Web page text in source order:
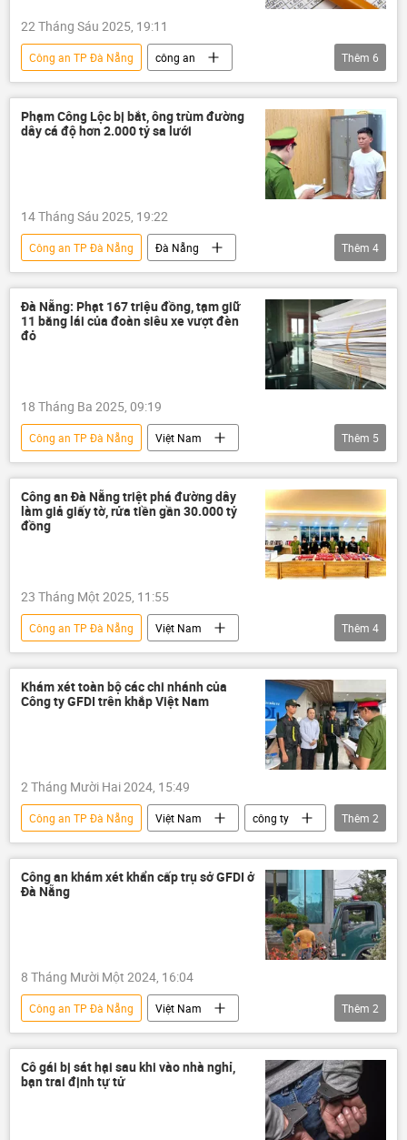
22 Tháng Sáu 2025, 19:11
Công an TP Đà Nẵng
công an
Quảng Nam
Đà Nẵng
Pháp luật
Bộ Công an Việt Nam
Việt Nam
cá độ bóng đá
Thêm 6
Phạm Công Lộc bị bắt, ông trùm đường
dây cá độ hơn 2.000 tỷ sa lưới
14 Tháng Sáu 2025, 19:22
Công an TP Đà Nẵng
Đà Nẵng
Việt Nam
thông tin
bị bắt
Pháp luật
Bộ Công an Việt Nam
Thêm 4
Đà Nẵng: Phạt 167 triệu đồng, tạm giữ
11 bằng lái của đoàn siêu xe vượt đèn
đỏ
18 Tháng Ba 2025, 09:19
Công an TP Đà Nẵng
Việt Nam
thông tin
giao thông
Cảnh sát Giao Thông
công an
Bộ Công an Việt Nam
Đà Nẵng
Thêm 5
Công an Đà Nẵng triệt phá đường dây
làm giả giấy tờ, rửa tiền gần 30.000 tỷ
đồng
23 Tháng Một 2025, 11:55
Công an TP Đà Nẵng
Việt Nam
thông tin
công an
Bộ Công an Việt Nam
rửa tiền
Đà Nẵng
Thêm 4
Khám xét toàn bộ các chi nhánh của
Công ty GFDI trên khắp Việt Nam
2 Tháng Mười Hai 2024, 15:49
Công an TP Đà Nẵng Việt Nam
công ty
Đà Nẵng
khám xét
Thêm 2
Công an khám xét khẩn cấp trụ sở GFDI ở
Đà Nẵng
8 Tháng Mười Một 2024, 16:04
Công an TP Đà Nẵng
Việt Nam
Đà Nẵng
công an Pháp luật
Thêm 2
Cô gái bị sát hại sau khi vào nhà nghỉ,
bạn trai định tự tử